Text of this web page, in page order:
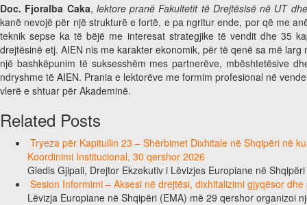
Doc. Fjoralba Caka, lektore pranë Fakultetit të Drejtësisë në UT
kanë nevojë për një strukturë e fortë, e pa ngritur ende, por që me
teknik sepse ka të bëjë me interesat strategjike të vendit dhe 35
drejtësinë etj. AIEN nis me karakter ekonomik, për të qenë sa më
një bashkëpunim të suksesshëm mes partnerëve, mbështetësive
ndryshme të AIEN. Prania e lektorëve me formim profesional në
vlerë e shtuar për Akademinë.
Related Posts
Tryeza për Kapitullin 23 – Shërbimet Dixhitale në Shqipëri në
Koordinimi Institucional, 30 qershor 2026
Gledis Gjipali, Drejtor Ekzekutiv i Lëvizjes Europiane në
Sesion Informimi – Aksesi në drejtësi, dixhitalizimi gjyqësor
Lëvizja Europiane në Shqipëri (EMA) më 29 qershor organizoi